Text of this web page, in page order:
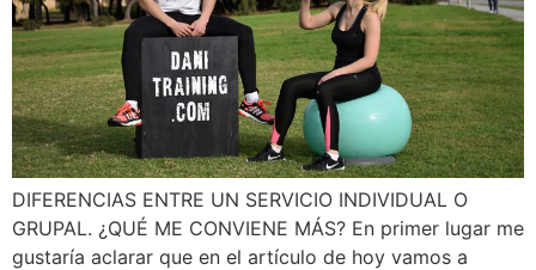
DIFERENCIAS ENTRE UN SERVICIO INDIVIDUAL O
GRUPAL. ¿QUÉ ME CONVIENE MÁS? En primer lugar me
gustaría aclarar que en el artículo de hoy vamos a